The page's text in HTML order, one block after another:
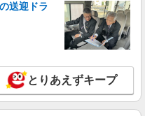
送迎ドラ
とりあえずキープ